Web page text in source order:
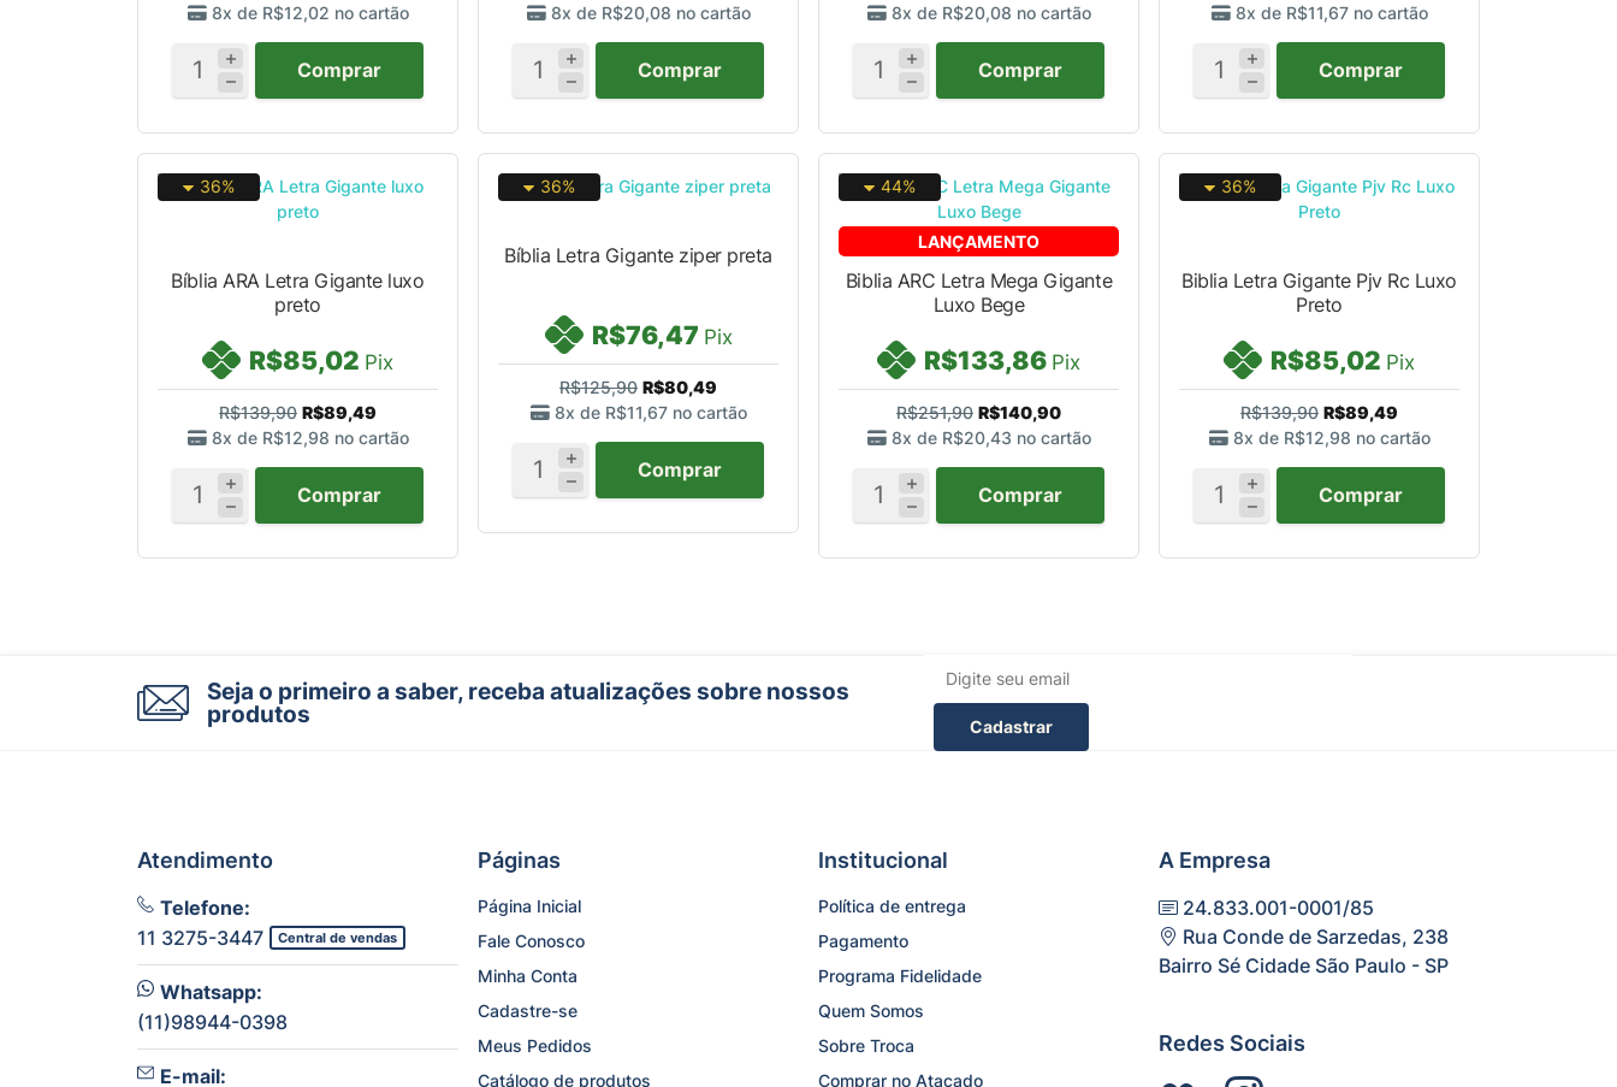
8x de R$12,02 no cartão
Comprar
8x de R$20,08 no cartão
Comprar
8x de R$20,08 no cartão
Comprar
8x de R$11,67 no cartão
Comprar
36%
Bíblia ARA Letra Gigante luxo
preto
R$85,02 Pix
R$139,90 R$89,49
8x de R$12,98 no cartão
Comprar
36%
Bíblia Letra Gigante ziper preta
R$76,47 Pix
R$125,90 R$80,49
8x de R$11,67 no cartão
Comprar
LANÇAMENTO
44%
Biblia ARC Letra Mega Gigante
Luxo Bege
R$133,86 Pix
R$251,90 R$140,90
8x de R$20,43 no cartão
Comprar
36%
Biblia Letra Gigante Pjv Rc Luxo
Preto
R$85,02 Pix
R$139,90 R$89,49
8x de R$12,98 no cartão
Comprar
Seja o primeiro a saber, receba atualizações sobre nossos
produtos
Cadastrar
Atendimento
Telefone:
11 3275-3447
Central de vendas
Whatsapp:
(11)98944-0398
E-mail:
Páginas
Página Inicial
Fale Conosco
Minha Conta
Cadastre-se
Meus Pedidos
Catálogo de produtos
Institucional
Política de entrega
Pagamento
Programa Fidelidade
Quem Somos
Sobre Troca
Comprar no Atacado
A Empresa
24.833.001-0001/85
Rua Conde de Sarzedas, 238
Bairro Sé Cidade São Paulo - SP
Redes Sociais